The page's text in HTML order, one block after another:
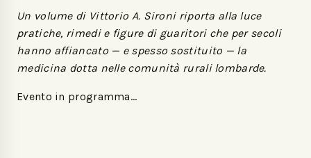
Un volume di Vittorio A. Sironi riporta alla luce
pratiche, rimedi e figure di guaritori che per secoli
hanno affiancato — e spesso sostituito — la
medicina dotta nelle comunità rurali lombarde.
Evento in programma…